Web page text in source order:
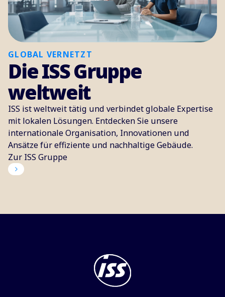
GLOBAL VERNETZT
Die ISS Gruppe
weltweit
ISS ist weltweit tätig und verbindet globale Expertise
mit lokalen Lösungen. Entdecken Sie unsere
internationale Organisation, Innovationen und
Ansätze für effiziente und nachhaltige Gebäude.
Zur ISS Gruppe